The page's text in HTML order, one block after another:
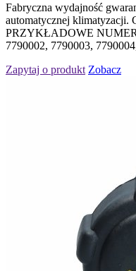
Fabryczna wydajność
automatycznej klimatyzacji.
PRZYKŁADOWE
7790002, 7790003,
Zapytaj o produkt Zobacz